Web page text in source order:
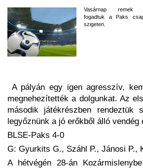
Vasárnap remek
fogadtuk a Paks
szigeten.
A pályán egy igen agresszív,
megnehezítették a dolgunkat. Az
második játékrészben rendeztük
legyőznünk a jó erőkből álló vendég
BLSE-Paks 4-0
G: Gyurkits G., Száhl P., Jánosi P.,
A hétvégén 28-án